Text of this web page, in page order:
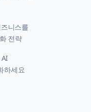
니스를
전략
하세요